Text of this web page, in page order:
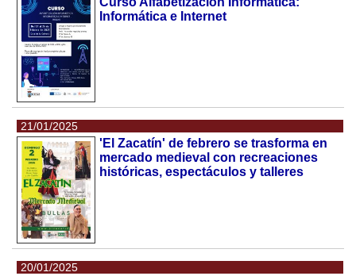
Informática e Internet
21/01/2025
'El Zacatín' de febrero se trasforma en
mercado medieval con recreaciones
históricas, espectáculos y talleres
20/01/2025